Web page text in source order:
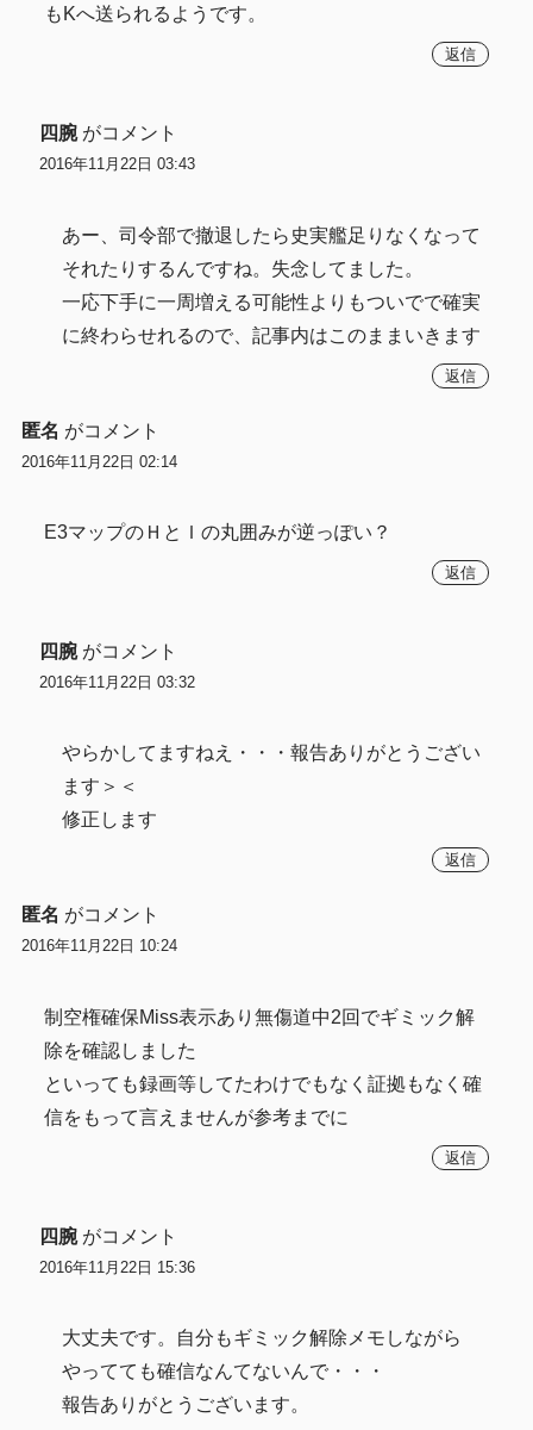
もKへ送られるようです。
返信
四腕 がコメント
2016年11月22日 03:43
あー、司令部で撤退したら史実艦足りなくなって
それたりするんですね。失念してました。
一応下手に一周増える可能性よりもついでで確実
に終わらせれるので、記事内はこのままいきます
返信
匿名 がコメント
2016年11月22日 02:14
E3マップのＨとＩの丸囲みが逆っぽい？
返信
四腕 がコメント
2016年11月22日 03:32
やらかしてますねえ・・・報告ありがとうござい
ます＞＜
修正します
返信
匿名 がコメント
2016年11月22日 10:24
制空権確保Miss表示あり無傷道中2回でギミック解
除を確認しました
といっても録画等してたわけでもなく証拠もなく確
信をもって言えませんが参考までに
返信
四腕 がコメント
2016年11月22日 15:36
大丈夫です。自分もギミック解除メモしながら
やってても確信なんてないんで・・・
報告ありがとうございます。